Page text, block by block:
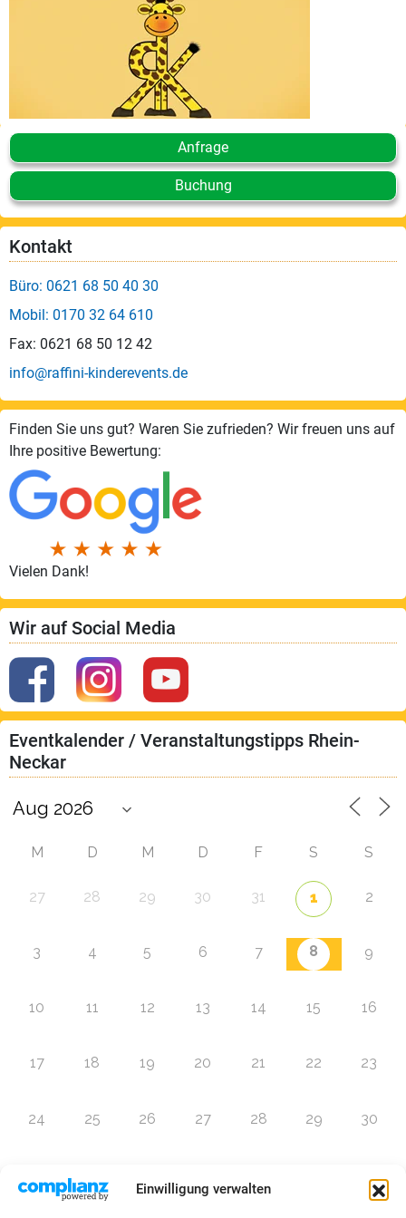
Einwilligung verwalten
Events
Videos
Referenzen
Blog
Jobs
Partner/Links
Anfrage
Buchung
Kontakt
Büro: 0621 68 50 40 30
Mobil: 0170 32 64 610
Fax: 0621 68 50 12 42
info@raffini-kinderevents.de
Finden Sie uns gut? Waren Sie zufrieden? Wir freuen uns auf
Ihre positive Bewertung:
Vielen Dank!
Wir auf Social Media
Eventkalender / Veranstaltungstipps Rhein-
Neckar
M D M D F S S
27 28 29 30 31 1 2
3 4 5 6 7 8 9
10 11 12 13 14 15 16
17 18 19 20 21 22 23
24 25 26 27 28 29 30